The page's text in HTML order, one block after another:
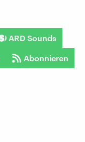
ARD Sounds
Abonnieren